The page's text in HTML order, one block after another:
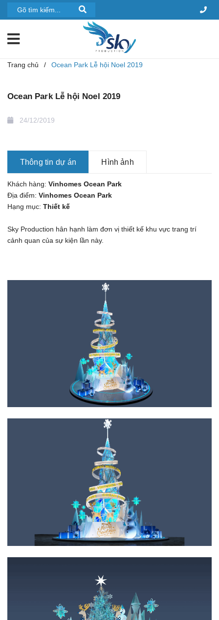
Trang chủ / Ocean Park Lễ hội Noel 2019
Ocean Park Lễ hội Noel 2019
24/12/2019
Thông tin dự án Hình ảnh
Khách hàng: Vinhomes Ocean Park
Địa điểm: Vinhomes Ocean Park
Hạng mục: Thiết kế
Sky Production hân hạnh làm đơn vị thiết kế khu vực trang trí
cảnh quan của sự kiện lần này.